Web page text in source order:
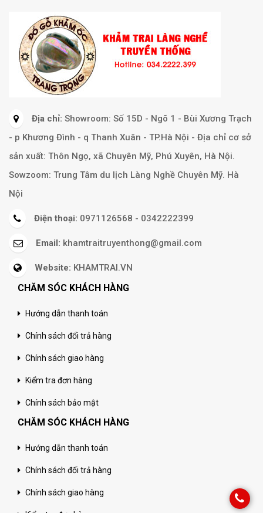
Địa chỉ: Showroom: Số 15D - Ngõ 1 - Bùi Xương Trạch
- p Khương Đình - q Thanh Xuân - TP.Hà Nội - Địa chỉ cơ sở
sản xuất: Thôn Ngọ, xã Chuyên Mỹ, Phú Xuyên, Hà Nội.
Sowzoom: Trung Tâm du lịch Làng Nghề Chuyên Mỹ. Hà
Nội
Điện thoại: 0971126568 - 0342222399
Email: khamtraitruyenthong@gmail.com
Website: KHAMTRAI.VN
CHĂM SÓC KHÁCH HÀNG
Hướng dẫn thanh toán
Chính sách đổi trả hàng
Chính sách giao hàng
Kiểm tra đơn hàng
Chính sách bảo mật
CHĂM SÓC KHÁCH HÀNG
Hướng dẫn thanh toán
Chính sách đổi trả hàng
Chính sách giao hàng